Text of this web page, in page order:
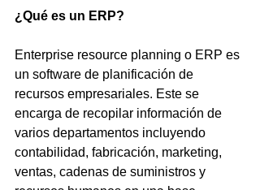
¿Qué es un ERP?
Enterprise resource planning o ERP es
un software de planificación de
recursos empresariales. Este se
encarga de recopilar información de
varios departamentos incluyendo
contabilidad, fabricación, marketing,
ventas, cadenas de suministros y